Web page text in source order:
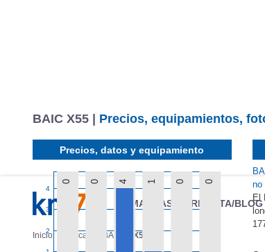
MARCAS REVISTA/BLOG
Inicio Marcas BAIC X55
BAIC X55 | Precios, equipamientos,
Precios, datos y equipamiento
2
3
4
0 0 4 1 0 0
no
El